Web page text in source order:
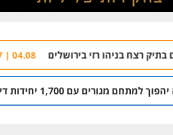
בירושלים 04.08 | 13:37 עורך
דיור 03.08 | 14:00